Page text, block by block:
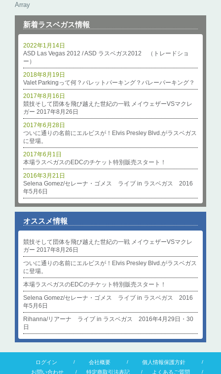
新着ラスベガス情報
ASD Las Vegas 2012 / ASD ラスベガス2012 （トレードショ
ー）
2022年1月14日
Valet Parkingって何？バレットパーキング？バレーパーキング？
2018年8月19日
競技そして団体を飛び越えた世紀の一戦 メイウェザーVSマクレ
ガー 2017年8月26日
2017年8月16日
ついに通りの名前にエルビスが！Elvis Presley Blvd.がラスベガス
に登場。
2017年6月28日
本場ラスベガスのEDCのチケット特別販売スタート！
2017年6月1日
Selena Gomez/セレーナ・ゴメス ライブ in ラスベガス 2016
年5月6日
2016年3月21日
オススメ情報
競技そして団体を飛び越えた世紀の一戦 メイウェザーVSマクレ
ガー 2017年8月26日
ついに通りの名前にエルビスが！Elvis Presley Blvd.がラスベガス
に登場。
本場ラスベガスのEDCのチケット特別販売スタート！
Selena Gomez/セレーナ・ゴメス ライブ in ラスベガス 2016
年5月6日
Rihanna/リアーナ ライブ in ラスベガス 2016年4月29日・30
日
Array
ログイン 会社概要
個人情報保護方針
お問い合わせ
特定商取引法表記 よくあるご質問